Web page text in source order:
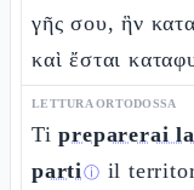
γῆς σου, ἣν
καὶ ἔσται
LETTURA ORTODOSSA
Tipreparerai
partiⓘ il